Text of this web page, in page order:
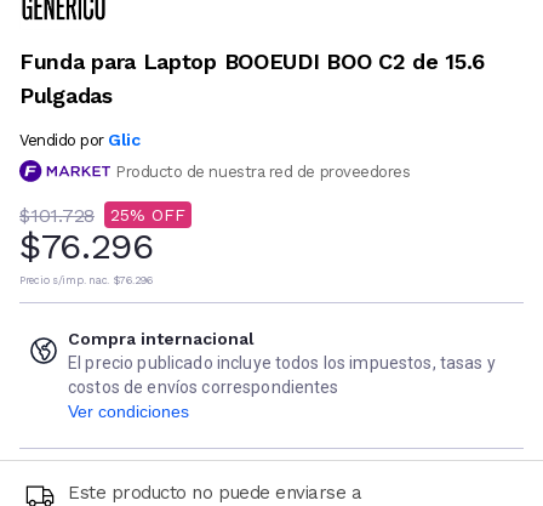
Funda para Laptop BOOEUDI BOO C2 de 15.6
Pulgadas
Vendido por Glic
Producto de nuestra red de proveedores
$101.728 25
$76.296
Precio s/imp. nac. $76.296
Compra internacional
El precio publicado incluye todos los impuestos, tasas y
costos de envíos correspondientes
Ver condiciones
Este producto no puede enviarse a